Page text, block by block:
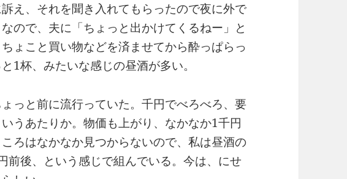
え、それを聞き入れてもらったので夜に外で
ので、夫に「ちょっと出かけてくるねー」と
ょこと買い物などを済ませてから酔っぱらっ
1杯、みたいな感じの昼酒が多い。
っと前に流行っていた。千円でべろべろ、要
うあたりか。物価も上がり、なかなか1千円
ろはなかなか見つからないので、私は昼酒の
前後、という感じで組んでいる。今は、にせ